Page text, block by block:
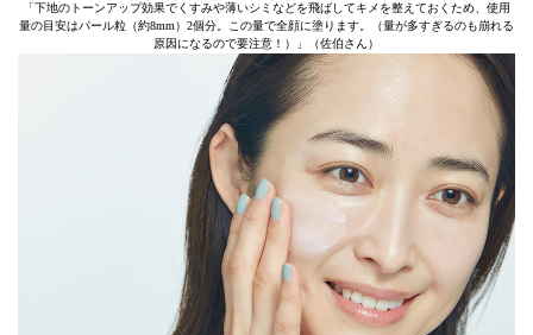
「下地のトーンアップ効果でくすみや薄いシミなどを飛ばしてキメを整えておくため、使用
量の目安はパール粒（約8mm）2個分。この量で全顔に塗ります。（量が多すぎるのも崩れる
原因になるので要注意！）」（佐伯さん）